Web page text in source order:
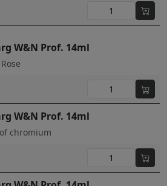
W&N Prof. 14ml
W&N Prof. 14ml
chromium